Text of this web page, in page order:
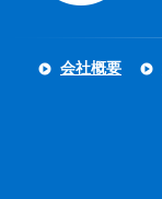
会社概要